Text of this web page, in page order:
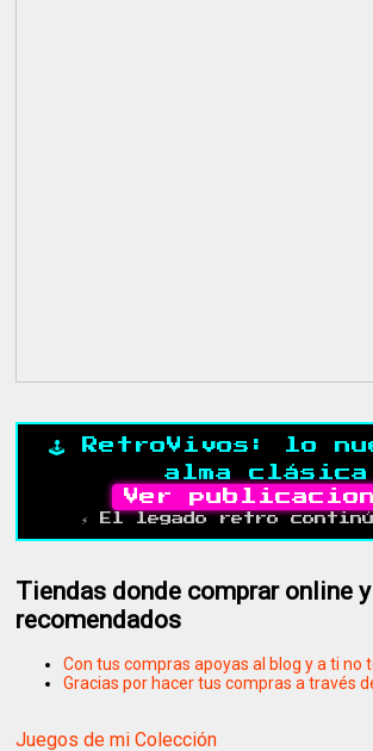
🕹️ RetroVivos: lo
alma clásica
Ver
⚡ El legado retro
Tiendas donde comprar online
recomendados
Con tus compras apoyas al blog y a ti no
Gracias por hacer tus compras a través
Juegos de mi Colección